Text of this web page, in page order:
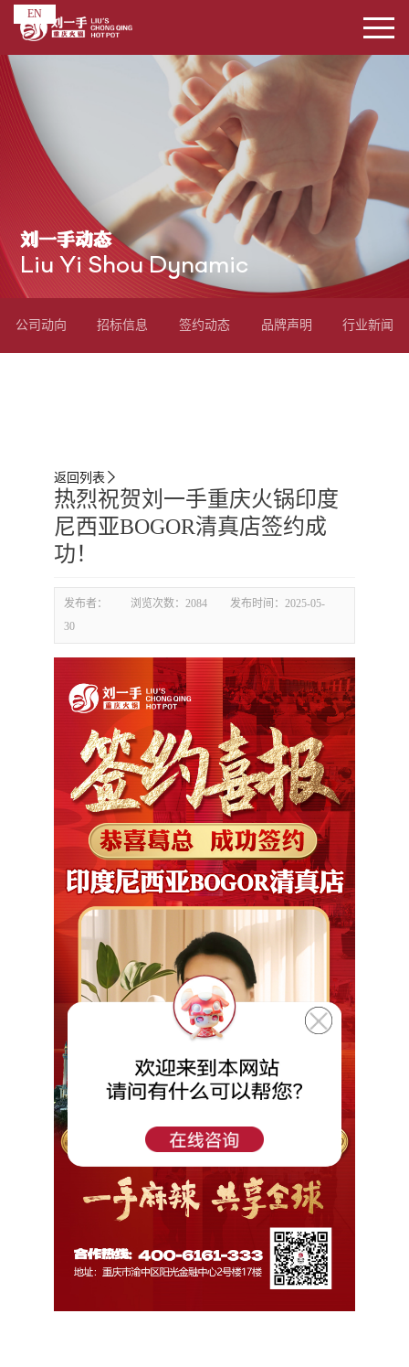
EN
刘一手动态
Liu Yi Shou Dynamic
公司动向 招标信息 签约动态 品牌声明 行业新闻
返回列表 
热烈祝贺刘一手重庆火锅印度
尼西亚BOGOR清真店签约成
功！
发布者： 浏览次数： 2084 发布时间： 2025-05-
30